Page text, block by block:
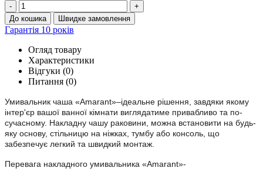
-
+
До кошика
Швидке замовлення
Гарантія 10 років
Огляд товару
Характеристики
Відгуки (0)
Питання (0)
Умивальник чаша «Amarant»–ідеальне рішення, завдяки якому
інтер'єр вашої ванної кімнати виглядатиме привабливо та по-
сучасному. Накладну чашу раковини, можна встановити на будь-
яку основу, стільницю на ніжках, тумбу або консоль, що
забезпечує легкий та швидкий монтаж.
Перевага накладного умивальника «Amarant»-